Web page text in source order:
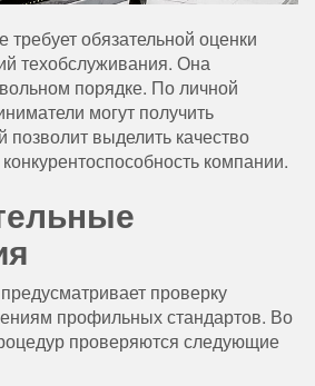
требует обязательной оценки
техобслуживания. Она
порядке. По личной
могут получить
позволит выделить качество
компании.
предусматривает проверку
профильных стандартов. Во
проверяются следующие